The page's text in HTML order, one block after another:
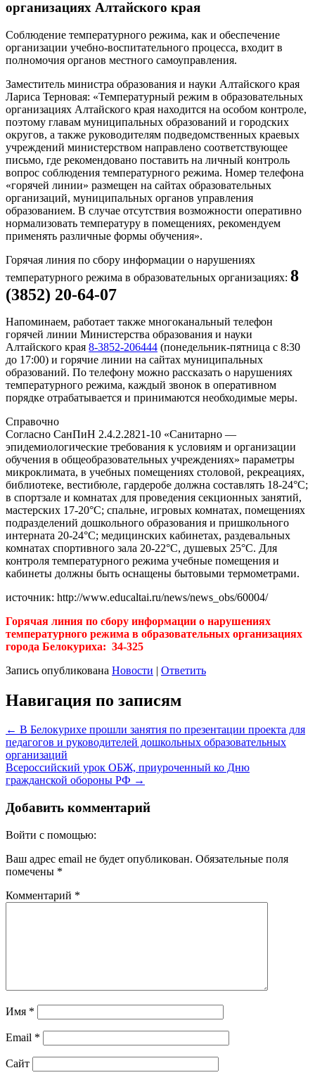
организациях Алтайского края
Соблюдение температурного режима, как и обеспечение
организации учебно-воспитательного процесса, входит в
полномочия органов местного самоуправления.
Заместитель министра образования и науки Алтайского края
Лариса Терновая: «Температурный режим в образовательных
организациях Алтайского края находится на особом контроле,
поэтому главам муниципальных образований и городских
округов, а также руководителям подведомственных краевых
учреждений министерством направлено соответствующее
письмо, где рекомендовано поставить на личный контроль
вопрос соблюдения температурного режима. Номер телефона
«горячей линии» размещен на сайтах образовательных
организаций, муниципальных органов управления
образованием. В случае отсутствия возможности оперативно
нормализовать температуру в помещениях, рекомендуем
применять различные формы обучения».
Горячая линия по сбору информации о нарушениях
температурного режима в образовательных организациях: 8
(3852) 20-64-07
Напоминаем, работает также многоканальный телефон
горячей линии Министерства образования и науки
Алтайского края 8-3852-206444 (понедельник-пятница с 8:30
до 17:00) и горячие линии на сайтах муниципальных
образований. По телефону можно рассказать о нарушениях
температурного режима, каждый звонок в оперативном
порядке отрабатывается и принимаются необходимые меры.
Справочно
Согласно СанПиН 2.4.2.2821-10 «Санитарно —
эпидемиологические требования к условиям и организации
обучения в общеобразовательных учреждениях» параметры
микроклимата, в учебных помещениях столовой, рекреациях,
библиотеке, вестибюле, гардеробе должна составлять 18-24°C;
в спортзале и комнатах для проведения секционных занятий,
мастерских 17-20°C; спальне, игровых комнатах, помещениях
подразделений дошкольного образования и пришкольного
интерната 20-24°C; медицинских кабинетах, раздевальных
комнатах спортивного зала 20-22°C, душевых 25°C. Для
контроля температурного режима учебные помещения и
кабинеты должны быть оснащены бытовыми термометрами.
источник: http://www.educaltai.ru/news/news_obs/60004/
Горячая линия по сбору информации о нарушениях
температурного режима в образовательных организациях
города Белокуриха: 34-325
Запись опубликована Новости | Ответить
Навигация по записям
← В Белокурихе прошли занятия по презентации проекта для
педагогов и руководителей дошкольных образовательных
организаций
Всероссийский урок ОБЖ, приуроченный ко Дню
гражданской обороны РФ →
Добавить комментарий
Войти с помощью:
Ваш адрес email не будет опубликован. Обязательные поля
помечены *
Комментарий *
Имя *
Email *
Сайт